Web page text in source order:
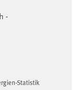
-
Statistik